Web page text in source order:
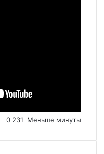
0 231 Меньше минуты